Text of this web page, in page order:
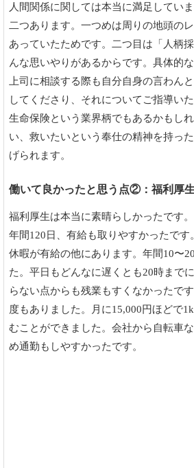
人間関係に関しては本当に満足してい
二つあります。一つめは周りの地頭の
あっていたためです。二つ目は「人柄
んな思いやりがあるからです。具体的
上司に相談する際も自分自身の言わん
してくださり、それについてご指導い
生命保険という業界柄でもあるかもし
い、救いたいという奉仕の精神を持っ
げられます。
働いて良かったと思う点②：福利厚生
福利厚生は本当に素晴らしかったです
年間120日、有給も取りやすかったです
休暇が有給の他にあります。年間10〜
た。平日もどんなに遅くとも20時まで
らない点からも残業もすくなかったで
度もありました。月に15,000円ほどで
むことができました。会社から自転車
め通勤もしやすかったです。